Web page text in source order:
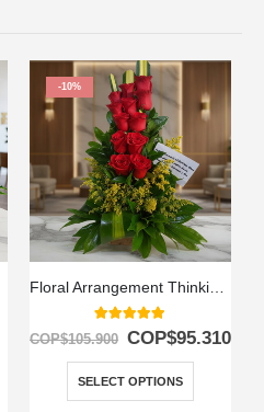
-10%
out of 5
COP$105.900 COP$95.310
SELECT OPTIONS